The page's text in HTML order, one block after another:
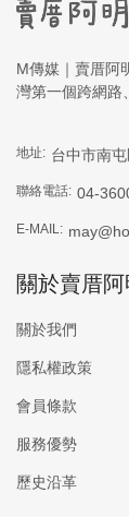
M傳媒｜賣厝阿
灣第一個跨網路
地址: 台中市南
聯絡電話: 04-
E-MAIL:
關於賣厝阿
關於我們
隱私權政策
會員條款
服務優勢
歷史沿革